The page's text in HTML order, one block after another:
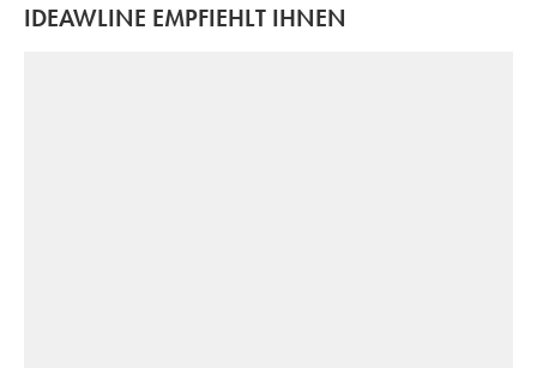
IDEAWLINE EMPFIEHLT IHNEN